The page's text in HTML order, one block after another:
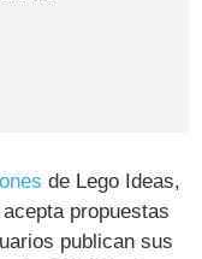
de Lego Ideas,
propuestas
publican sus